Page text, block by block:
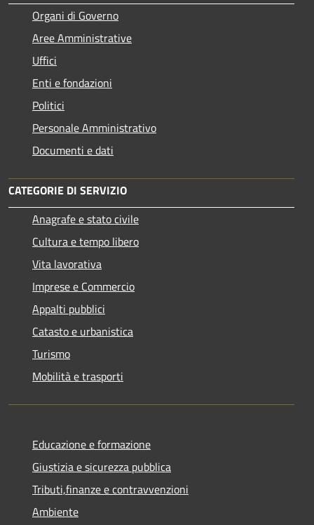
Organi di Governo
Aree Amministrative
Uffici
Enti e fondazioni
Politici
Personale Amministrativo
Documenti e dati
CATEGORIE DI SERVIZIO
Anagrafe e stato civile
Cultura e tempo libero
Vita lavorativa
Imprese e Commercio
Appalti pubblici
Catasto e urbanistica
Turismo
Mobilità e trasporti
Educazione e formazione
Giustizia e sicurezza pubblica
Tributi,finanze e contravvenzioni
Ambiente